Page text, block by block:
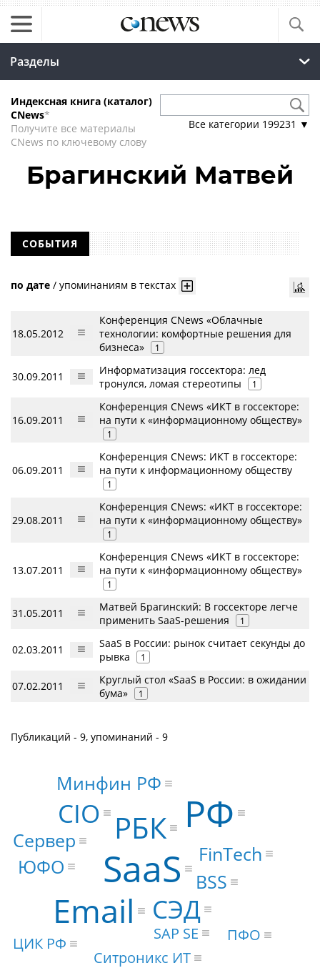
Разделы
Индексная книга (каталог)
CNews*
Получите все материалы
CNews по ключевому слову
Все категории 199231 ▼
Брагинский Матвей
СОБЫТИЯ
по дате / упоминаниям в текстах
18.05.2012
Конференция CNews «Облачные
технологии: комфортные решения для
бизнеса»
1
30.09.2011
Информатизация госсектора: лед
тронулся, ломая стереотипы
1
16.09.2011
Конференция CNews «ИКТ в госсекторе:
на пути к «информационному обществу»
1
06.09.2011
Конференция CNews: ИКТ в госсекторе:
на пути к информационному обществу
1
29.08.2011
Конференция CNews: «ИКТ в госсекторе:
на пути к «информационному обществу»
1
13.07.2011
Конференция CNews «ИКТ в госсекторе:
на пути к «информационному обществу»
1
31.05.2011
Матвей Брагинский: В госсекторе легче
применить SaaS-решения
1
02.03.2011
SaaS в России: рынок считает секунды до
рывка
1
07.02.2011
Круглый стол «SaaS в России: в ожидании
бума»
1
Публикаций - 9, упоминаний - 9
SaaS
РФ
Email
РБК
СЭД
CIO
BSS
Минфин РФ
FinTech
Сервер
ЮФО
SAP SE
ЦИК РФ
Ситроникс ИТ
ПФО